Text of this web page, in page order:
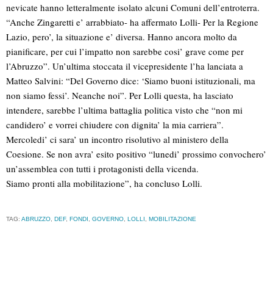
nevicate hanno letteralmente isolato alcuni Comuni dell’entroterra.
“Anche Zingaretti e’ arrabbiato- ha affermato Lolli- Per la Regione
Lazio, pero’, la situazione e’ diversa. Hanno ancora molto da
pianificare, per cui l’impatto non sarebbe cosi’ grave come per
l’Abruzzo”. Un’ultima stoccata il vicepresidente l’ha lanciata a
Matteo Salvini: “Del Governo dice: ‘Siamo buoni istituzionali, ma
non siamo fessi’. Neanche noi”. Per Lolli questa, ha lasciato
intendere, sarebbe l’ultima battaglia politica visto che “non mi
candidero’ e vorrei chiudere con dignita’ la mia carriera”.
Mercoledi’ ci sara’ un incontro risolutivo al ministero della
Coesione. Se non avra’ esito positivo “lunedi’ prossimo convochero’
un’assemblea con tutti i protagonisti della vicenda.
Siamo pronti alla mobilitazione”, ha concluso Lolli.
TAG: ABRUZZO, DEF, FONDI, GOVERNO, LOLLI, MOBILITAZIONE